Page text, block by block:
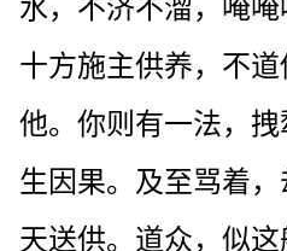
水，不济不溜，唵
十方施主供养，不
他。你则有一法，
生因果。及至骂着
天送供。道众，似